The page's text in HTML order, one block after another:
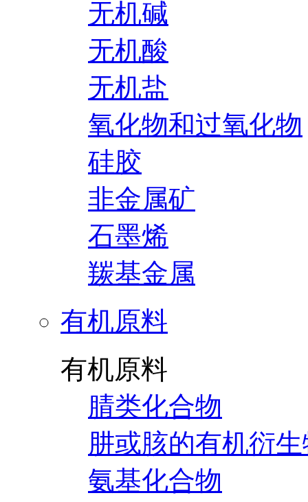
无机碱
无机酸
无机盐
氧化物和过氧化物
硅胶
非金属矿
石墨烯
羰基金属
有机原料
有机原料
腈类化合物
肼或胲的有机衍
氨基化合物